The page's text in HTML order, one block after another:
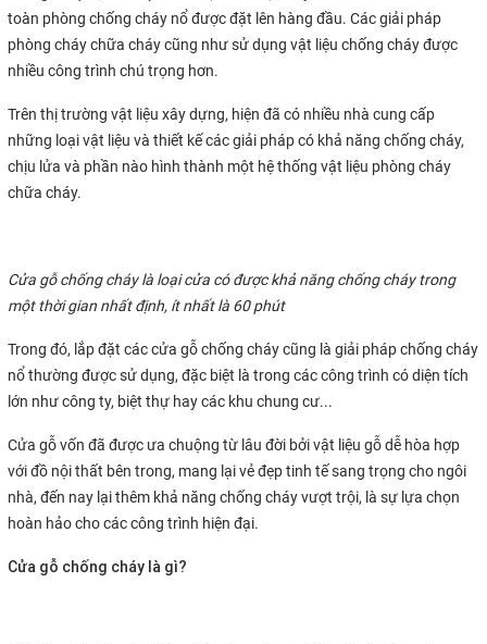
toàn phòng chống cháy nổ được đặt lên hàng đầu. Các giải pháp
phòng cháy chữa cháy cũng như sử dụng vật liệu chống cháy được
nhiều công trình chú trọng hơn.
Trên thị trường vật liệu xây dựng, hiện đã có nhiều nhà cung cấp
những loại vật liệu và thiết kế các giải pháp có khả năng chống cháy,
chịu lửa và phần nào hình thành một hệ thống vật liệu phòng cháy
chữa cháy.
Cửa gỗ chống cháy là loại cửa có được khả năng chống cháy trong
một thời gian nhất định, ít nhất là 60 phút
Trong đó, lắp đặt các cửa gỗ chống cháy cũng là giải pháp chống cháy
nổ thường được sử dụng, đặc biệt là trong các công trình có diện tích
lớn như công ty, biệt thự hay các khu chung cư...
Cửa gỗ vốn đã được ưa chuộng từ lâu đời bởi vật liệu gỗ dễ hòa hợp
với đồ nội thất bên trong, mang lại vẻ đẹp tinh tế sang trọng cho ngôi
nhà, đến nay lại thêm khả năng chống cháy vượt trội, là sự lựa chọn
hoàn hảo cho các công trình hiện đại.
Cửa gỗ chống cháy là gì?